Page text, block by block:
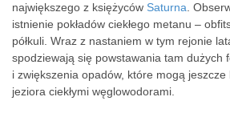
największego z księżyców Saturna .
istnienie pokładów ciekłego metanu –
półkuli. Wraz z nastaniem w tym rejonie
spodziewają się powstawania tam dużych
i zwiększenia opadów, które mogą jeszcze
jeziora ciekłymi węglowodorami.